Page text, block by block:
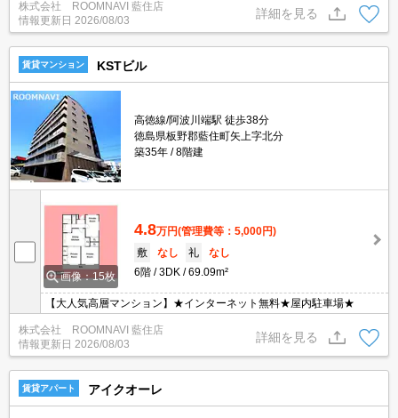
株式会社 ROOMNAVI 藍住店
情報更新日 2026/08/03
詳細を見る
賃貸マンション KSTビル
高徳線/阿波川端駅 徒歩38分
徳島県板野郡藍住町矢上字北分
築35年
8階建
画像：15枚
4.8万円(管理費等：5,000円)
敷
なし 礼
なし
6階
3DK 69.09m²
【大人気高層マンション】★インターネット無料★屋内駐車場★
株式会社 ROOMNAVI 藍住店
情報更新日 2026/08/03
詳細を見る
賃貸アパート アイクオーレ